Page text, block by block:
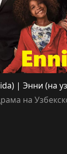
| Энни (на
на